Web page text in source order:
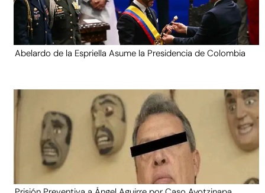
Abelardo de la Espriella Asume la Presidencia de Colombia